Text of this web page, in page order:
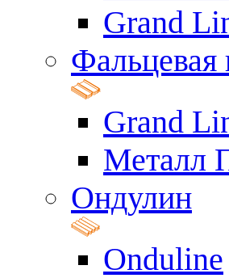
Grand
Фальцевая
Grand
Металл
Ондулин
Onduline